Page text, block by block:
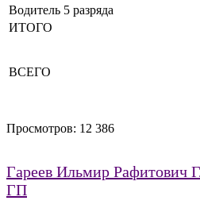
Водитель 5 разряда
ИТОГО
ВСЕГО
Просмотров: 12 386
Гареев Ильмир Рафитович
ГП